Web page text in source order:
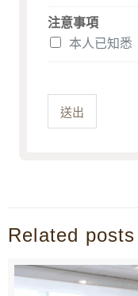
注意事項
本人已知悉
送出
Related posts